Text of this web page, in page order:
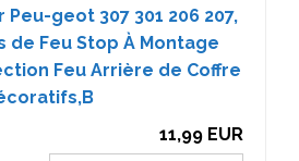
geot 307 301 206 207,
de Feu Stop À Montage
Feu Arrière de Coffre
11,99 EUR